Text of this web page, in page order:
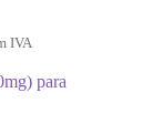
IVA